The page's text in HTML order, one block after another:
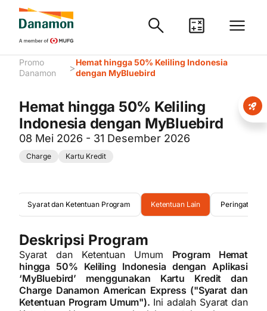
Promo
Danamon
>Hemat hingga 50% Keliling Indonesia
dengan MyBluebird
Hemat hingga 50% Keliling
Indonesia dengan MyBluebird
08 Mei 2026 - 31 Desember 2026
Charge Kartu Kredit
Syarat dan Ketentuan Program Ketentuan Lain Peringatan
Deskripsi Program
Syarat dan Ketentuan Umum Program Hemat
hingga 50% Keliling Indonesia dengan Aplikasi
‘MyBluebird’ menggunakan Kartu Kredit dan
Charge Danamon American Express ("Syarat dan
Ketentuan Program Umum"). Ini adalah Syarat dan